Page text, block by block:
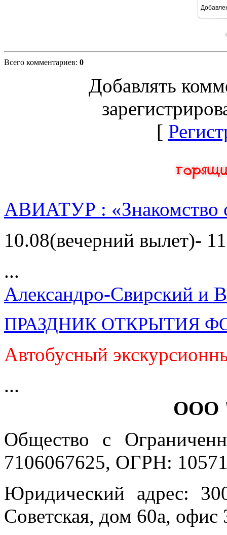
Всего комментариев: 0
Добавлять
[
АВИАТУР : «Знакомство
10.08(вечерний вылет)-
...
Александро-Свирский и
ПРАЗДНИК ОТКРЫТИЯ
Автобусный
...
ООО
Общество с
7106067625, ОГРН:
Юридический адрес:
Советская, дом 60а, офис